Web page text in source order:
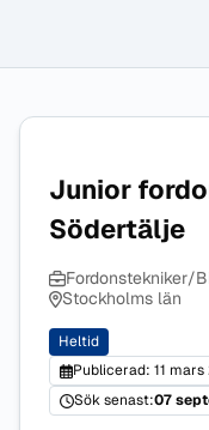
Junior
Södertälje
Fordonstekniker/
Stockholms län
Heltid
Publicerad: 11 mars
Sök senast:07